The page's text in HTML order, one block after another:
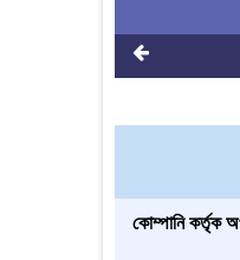
কোম্পানি কর্তৃক